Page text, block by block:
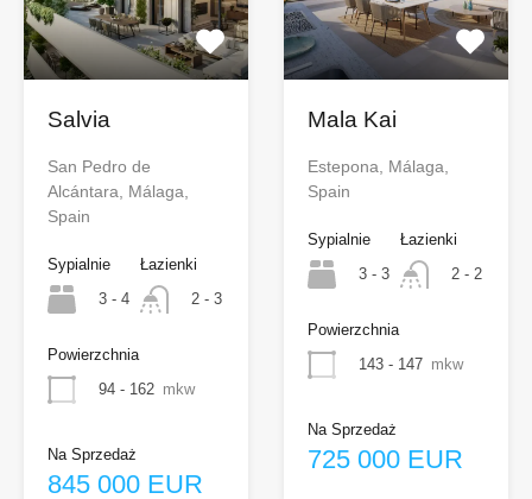
Salvia
San Pedro de
Alcántara, Málaga,
Spain
Sypialnie
3 - 4
Łazienki
2 - 3
Powierzchnia
94 - 162 mkw
Na Sprzedaż
845 000 EUR
Mala Kai
Estepona, Málaga,
Spain
Sypialnie
3 - 3
Łazienki
2 - 2
Powierzchnia
143 - 147 mkw
Na Sprzedaż
725 000 EUR